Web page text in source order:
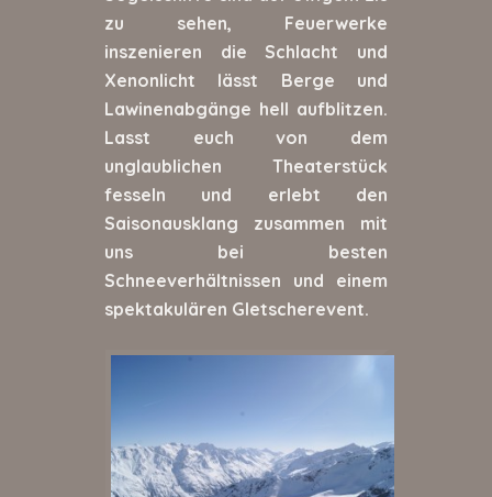
zu sehen, Feuerwerke
inszenieren die Schlacht und
Xenonlicht lässt Berge und
Lawinenabgänge hell aufblitzen.
Lasst euch von dem
unglaublichen Theaterstück
fesseln und erlebt den
Saisonausklang zusammen mit
uns bei besten
Schneeverhältnissen und einem
spektakulären Gletscherevent.